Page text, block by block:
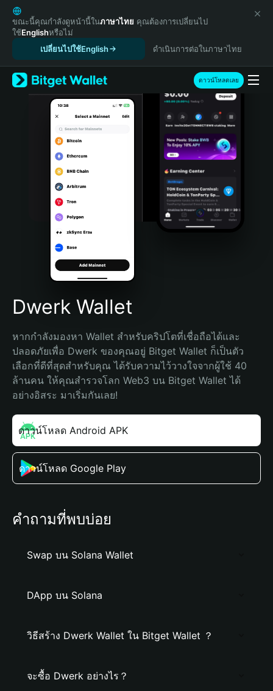
English
日本語
Tiếng Việt
Español (Latinoamérica)
Türkçe
Italiano
Português (Portugal)
Bahasa Indonesia
Português (Brasil)
Español (Argentina)
ขณะนี้คุณกำลังดูหน้านี้ในภาษาไทย คุณต้องการเปลี่ยนไป
ใช้Englishหรือไม่
เปลี่ยนไปใช้English
ดำเนินการต่อในภาษาไทย
ดาวน์โหลดเลย
Dwerk Wallet
หากกำลังมองหา Wallet สำหรับคริปโตที่เชื่อถือได้และ
ปลอดภัยเพื่อ Dwerk ของคุณอยู่ Bitget Wallet ก็เป็นตัว
เลือกที่ดีที่สุดสำหรับคุณ ได้รับความไว้วางใจจากผู้ใช้ 40
ล้านคน ให้คุณสำรวจโลก Web3 บน Bitget Wallet ได้
อย่างอิสระ มาเริ่มกันเลย!
ดาวน์โหลด Android APK
ดาวน์โหลด Google Play
คำถามที่พบบ่อย
Swap บน Solana Wallet
DApp บน Solana
วิธีสร้าง Dwerk Wallet ใน Bitget Wallet ？
จะซื้อ Dwerk อย่างไร？